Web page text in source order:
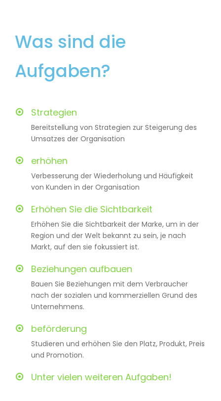
Was sind die
Aufgaben?
Strategien
Bereitstellung von Strategien zur Steigerung des
Umsatzes der Organisation
erhöhen
Verbesserung der Wiederholung und Häufigkeit
von Kunden in der Organisation
Erhöhen Sie die Sichtbarkeit
Erhöhen Sie die Sichtbarkeit der Marke, um in der
Region und der Welt bekannt zu sein, je nach
Markt, auf den sie fokussiert ist.
Beziehungen aufbauen
Bauen Sie Beziehungen mit dem Verbraucher
nach der sozialen und kommerziellen Grund des
Unternehmens.
beförderung
Studieren und erhöhen Sie den Platz, Produkt, Preis
und Promotion.
Unter vielen weiteren Aufgaben!